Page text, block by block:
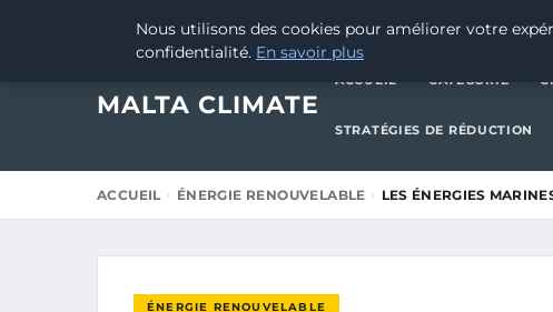
9 JANVIER 2025
MALTA CLIMATE
ACCUEIL CATÉGORIE
STRATÉGIES DE RÉDUCTION
ACCUEIL ÉNERGIE RENOUVELABLE LES ÉNERGIES
ÉNERGIE RENOUVELABLE
Nous utilisons des cookies pour améliorer votre
confidentialité. En savoir plus